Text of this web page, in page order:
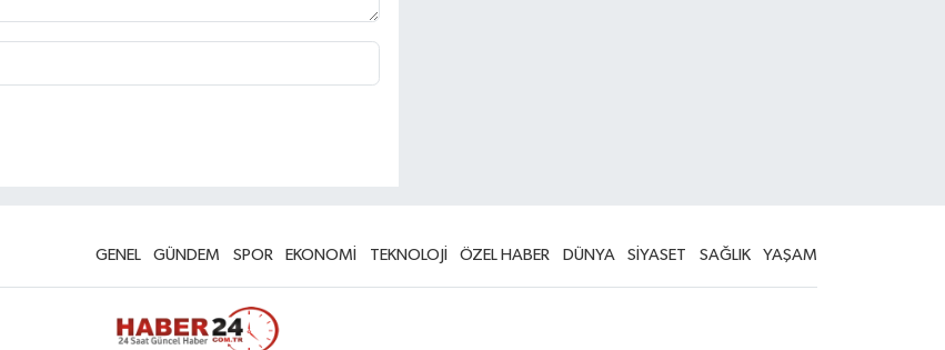
GENEL GÜNDEM SPOR EKONOMİ TEKNOLOJİ ÖZEL HABER DÜNYA SİYASET SAĞLIK YAŞAM